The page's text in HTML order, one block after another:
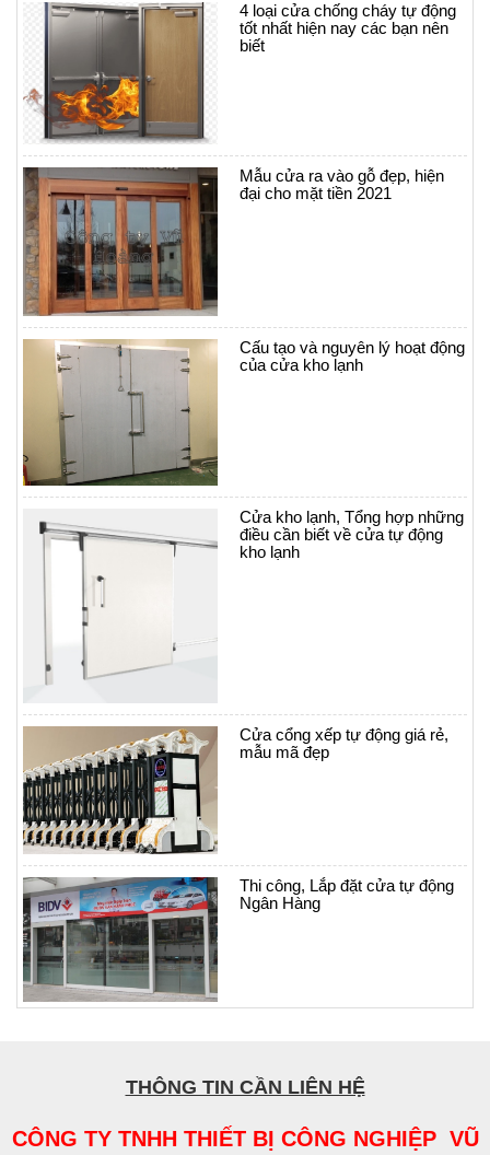
4 loại cửa chống cháy tự động
tốt nhất hiện nay các bạn nên
biết
Mẫu cửa ra vào gỗ đẹp, hiện
đại cho mặt tiền 2021
Cấu tạo và nguyên lý hoạt động
của cửa kho lạnh
Cửa kho lạnh, Tổng hợp những
điều cần biết về cửa tự động
kho lạnh
Cửa cổng xếp tự động giá rẻ,
mẫu mã đẹp
Thi công, Lắp đặt cửa tự động
Ngân Hàng
THÔNG TIN CẦN LIÊN HỆ
CÔNG TY TNHH THIẾT BỊ CÔNG NGHIỆP VŨ